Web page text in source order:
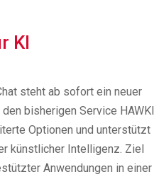
KI
steht ab sofort ein neuer
bisherigen Service HAWKI
Optionen und unterstützt
künstlicher Intelligenz. Ziel
Anwendungen in einer